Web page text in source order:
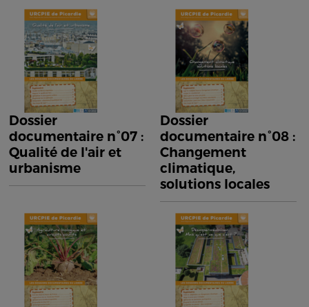
Dossier
documentaire n°07 :
Qualité de l'air et
urbanisme
Dossier
documentaire n°08 :
Changement
climatique,
solutions locales